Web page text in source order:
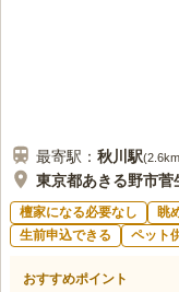
最寄駅： 秋川駅(2.6km
東京都あきる野市菅
檀家になる必要なし 眺
生前申込できる
ペット
おすすめポイント